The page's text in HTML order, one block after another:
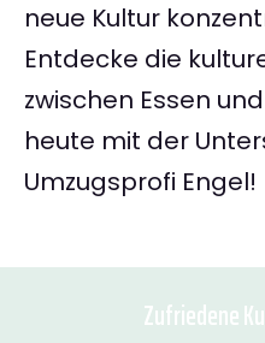
neue Kultur
Entdecke die
zwischen Essen
heute mit der
Umzugsprofi Engel!
Zufriedene